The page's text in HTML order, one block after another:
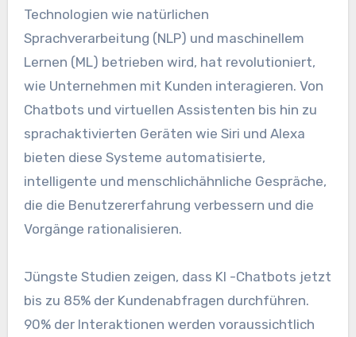
Technologien wie natürlichen
Sprachverarbeitung (NLP) und maschinellem
Lernen (ML) betrieben wird, hat revolutioniert,
wie Unternehmen mit Kunden interagieren. Von
Chatbots und virtuellen Assistenten bis hin zu
sprachaktivierten Geräten wie Siri und Alexa
bieten diese Systeme automatisierte,
intelligente und menschlichähnliche Gespräche,
die die Benutzererfahrung verbessern und die
Vorgänge rationalisieren.
Jüngste Studien zeigen, dass KI -Chatbots jetzt
bis zu 85% der Kundenabfragen durchführen.
90% der Interaktionen werden voraussichtlich